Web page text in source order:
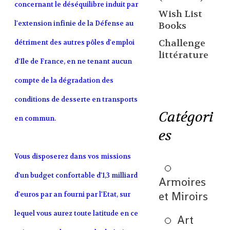
concernant le déséquilibre induit par
l'extension infinie de la Défense au
détriment des autres pôles d'emploi
d'Ile de France, en ne tenant aucun
compte de la dégradation des
conditions de desserte en transports
en commun.
Vous disposerez dans vos missions
d'un budget confortable d'1,3 milliard
d'euros par an fourni par l'Etat, sur
lequel vous aurez toute latitude en ce
Wish List
Books
Challenge
littérature
Catégori
es
Armoires
et Miroirs
Art